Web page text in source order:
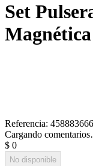
Set
Referencia:
Cargando
$ 0
No disponible